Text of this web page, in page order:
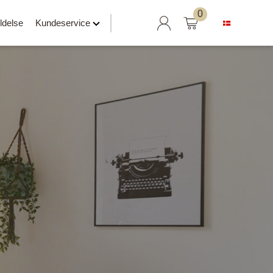
Hylder klar til salg
Hylder uden beslag
Kundeservice
0